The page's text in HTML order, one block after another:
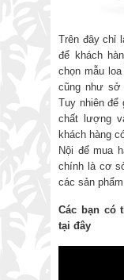
Trên đây chỉ
để khách
chọn mẫu
cũng như sở
Tuy nhiên để
chất lượng
khách hàng
Nội để mua
chính là cơ
các sản
Các bạn có
tại đây